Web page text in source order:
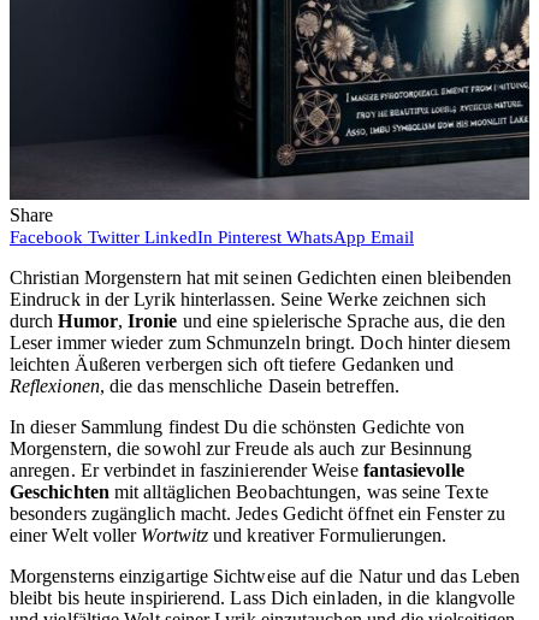
Share
Facebook Twitter LinkedIn Pinterest WhatsApp Email
Christian Morgenstern hat mit seinen Gedichten einen bleibenden
Eindruck in der Lyrik hinterlassen. Seine Werke zeichnen sich
durchHumor,Ironie und eine spielerische Sprache aus, die den
Leser immer wieder zum Schmunzeln bringt. Doch hinter diesem
leichten Äußeren verbergen sich oft tiefere Gedanken und
Reflexionen, die das menschliche Dasein betreffen.
In dieser Sammlung findest Du die schönsten Gedichte von
Morgenstern, die sowohl zur Freude als auch zur Besinnung
anregen. Er verbindet in faszinierender Weise fantasievolle
Geschichten mit alltäglichen Beobachtungen, was seine Texte
besonders zugänglich macht. Jedes Gedicht öffnet ein Fenster zu
einer Welt voller Wortwitz und kreativer Formulierungen.
Morgensterns einzigartige Sichtweise auf die Natur und das Leben
bleibt bis heute inspirierend. Lass Dich einladen, in die klangvolle